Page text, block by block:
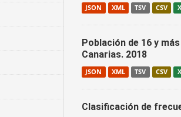
JSON XML TSV CSV
Población de 16 y
Canarias. 2018
JSON XML TSV CSV
Clasificación de